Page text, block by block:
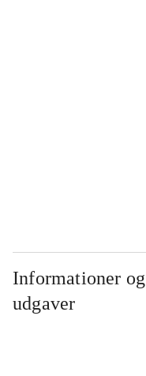
Informationer og
udgaver